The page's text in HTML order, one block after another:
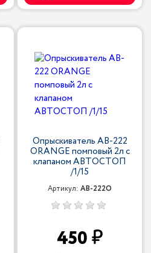
Опрыскиватель AB-222
ORANGE помповый 2л с
клапаном АВТОСТОП
/1/15
Артикул: AB-222O
450